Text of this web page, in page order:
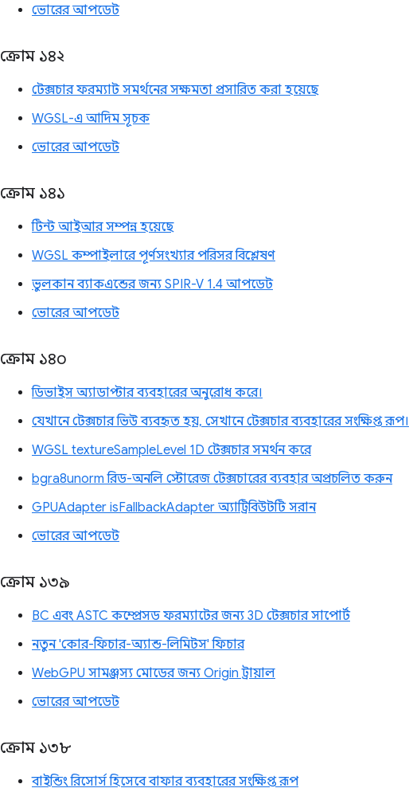
ভোরের আপডেট
ক্রোম ১৪২
টেক্সচার ফরম্যাট সমর্থনের সক্ষমতা প্রসারিত করা হয়েছে
WGSL-এ আদিম সূচক
ভোরের আপডেট
ক্রোম ১৪১
টিন্ট আইআর সম্পন্ন হয়েছে
WGSL কম্পাইলারে পূর্ণসংখ্যার পরিসর বিশ্লেষণ
ভুলকান ব্যাকএন্ডের জন্য SPIR-V 1.4 আপডেট
ভোরের আপডেট
ক্রোম ১৪০
ডিভাইস অ্যাডাপ্টার ব্যবহারের অনুরোধ করে।
যেখানে টেক্সচার ভিউ ব্যবহৃত হয়, সেখানে টেক্সচার ব্যবহারের সংক্ষিপ্ত রূপ।
WGSL textureSampleLevel 1D টেক্সচার সমর্থন করে
bgra8unorm রিড-অনলি স্টোরেজ টেক্সচারের ব্যবহার অপ্রচলিত করুন
GPUAdapter isFallbackAdapter অ্যাট্রিবিউটটি সরান
ভোরের আপডেট
ক্রোম ১৩৯
BC এবং ASTC কম্প্রেসড ফরম্যাটের জন্য 3D টেক্সচার সাপোর্ট
নতুন 'কোর-ফিচার-অ্যান্ড-লিমিটস' ফিচার
WebGPU সামঞ্জস্য মোডের জন্য Origin ট্রায়াল
ভোরের আপডেট
ক্রোম ১৩৮
বাইন্ডিং রিসোর্স হিসেবে বাফার ব্যবহারের সংক্ষিপ্ত রূপ